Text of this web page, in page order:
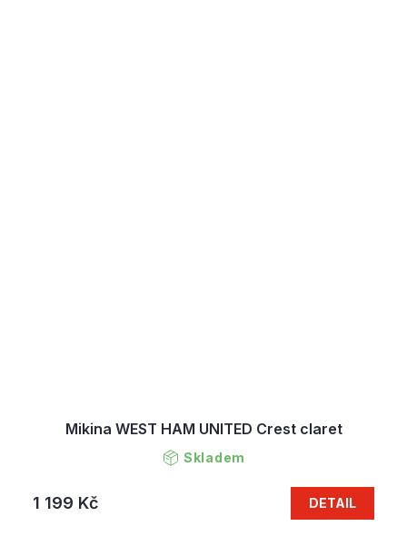
Mikina WEST HAM UNITED Crest claret
Skladem
1 199 Kč DETAIL